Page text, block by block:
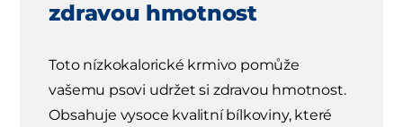
zdravou hmotnost
Toto nízkokalorické krmivo pomůže
vašemu psovi udržet si zdravou hmotnost.
Obsahuje vysoce kvalitní bílkoviny, které